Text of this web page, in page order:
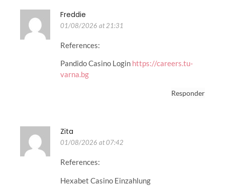
Freddie
01/08/2026 at 21:31
References:
Pandido Casino Login https://careers.tu-
varna.bg
Responder
Zita
01/08/2026 at 07:42
References:
Hexabet Casino Einzahlung